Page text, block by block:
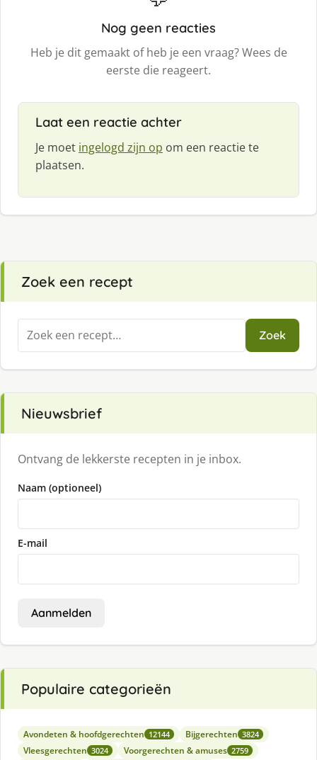
Nog geen reacties
Heb je dit gemaakt of heb je een vraag? Wees de
eerste die reageert.
Laat een reactie achter
Je moet ingelogd zijn op om een reactie te
plaatsen.
Zoek een recept
Zoeken
naar:
Zoek
Nieuwsbrief
Ontvang de lekkerste recepten in je inbox.
Naam (optioneel)
E-mail
Aanmelden
Populaire categorieën
Avondeten & hoofdgerechten 12144 Bijgerechten 3824
Vleesgerechten 3024 Voorgerechten & amuses 2759